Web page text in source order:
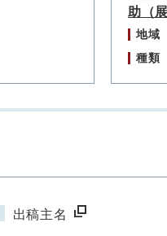
助（
地域
種類
出稿主名